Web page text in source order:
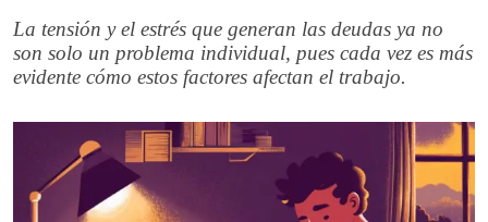
La tensión y el estrés que generan las deudas ya no
son solo un problema individual, pues cada vez es más
evidente cómo estos factores afectan el trabajo.